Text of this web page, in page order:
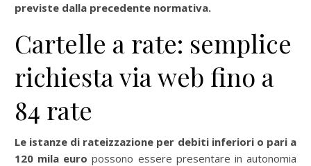
previste dalla precedente normativa.
Cartelle a rate: semplice
richiesta via web fino a
84 rate
Le istanze di rateizzazione per debiti inferiori o pari a
120 mila europossono essere presentare in autonomia